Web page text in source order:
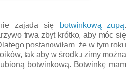
zajada się botwinkową zupą.
trwa zbyt krótko, aby móc się
postanowiłam, że w tym roku
tak aby w środku zimy można
botwinkową. Botwinkę mam